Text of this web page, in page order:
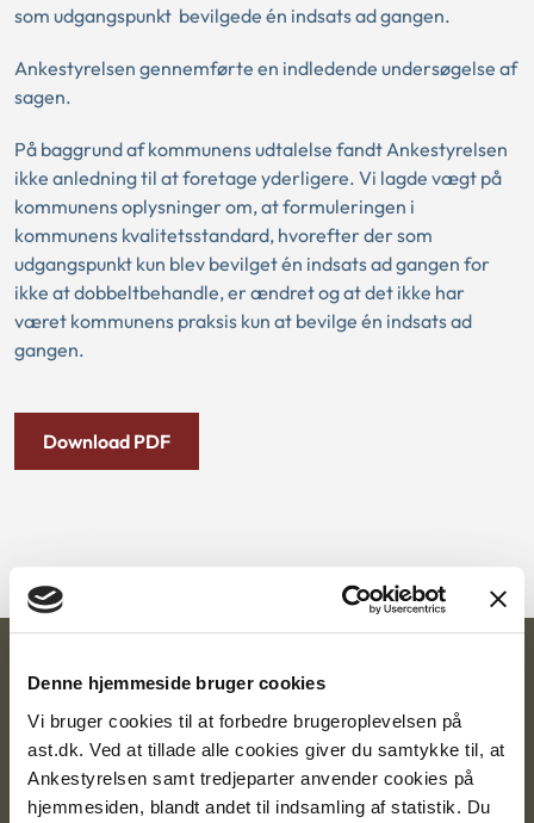
Denne hjemmeside bruger cookies
Vi bruger cookies til at forbedre brugeroplevelsen på
ast.dk. Ved at tillade alle cookies giver du samtykke til, at
Ankestyrelsen samt tredjeparter anvender cookies på
hjemmesiden, blandt andet til indsamling af statistik. Du
som udgangspunkt bevilgede én indsats ad gangen.
Ankestyrelsen gennemførte en indledende undersøgelse af
sagen.
På baggrund af kommunens udtalelse fandt Ankestyrelsen
ikke anledning til at foretage yderligere. Vi lagde vægt på
kommunens oplysninger om, at formuleringen i
kommunens kvalitetsstandard, hvorefter der som
udgangspunkt kun blev bevilget én indsats ad gangen for
ikke at dobbeltbehandle, er ændret og at det ikke har
været kommunens praksis kun at bevilge én indsats ad
gangen.
Download PDF
Ankestyrelsen
Postadresse:
Nytorv 7, 2. sal
9000 Aalborg